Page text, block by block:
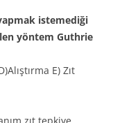
istemediği
yöntem Guthrie
E) Zıt